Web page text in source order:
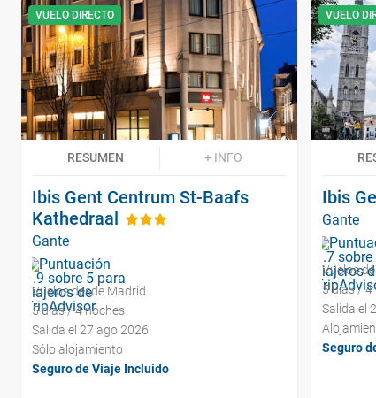
VUELO DIRECTO
RESUMEN + INFO
Ibis Gent Centrum St-Baafs
Kathedraal
Gante
Vuelos desde Madrid
5 días / 4 noches
Salida el 27 ago 2026
Sólo alojamiento
Seguro de Viaje Incluido
VUELO
Ibis
Gante
Vuelos
5 días / 4
Salida el
Seguro